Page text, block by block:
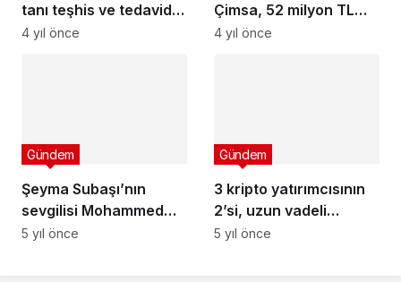
tanı teşhis ve tedavide
önemli
4 yıl önce
Çimsa, 52 milyon TL
yatırım ile çimento
4 yıl önce
Şeyma Subaşı’nın
sevgilisi Mohammed
Alsaloussi bakın daha
Gündem
5 yıl önce
3 kripto yatırımcısının
2’si, uzun vadeli
yatırımın peşinde!
Gündem
5 yıl önce